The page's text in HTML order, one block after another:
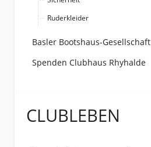
Ruderkleider
Basler Bootshaus-Gesellschaft
Spenden Clubhaus Rhyhalde
CLUBLEBEN